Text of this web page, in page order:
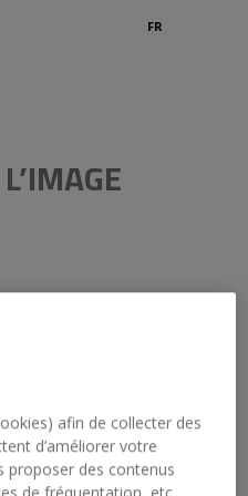
FR
de l’UQAM
afin de collecter des
d’améliorer votre
proposer des contenus